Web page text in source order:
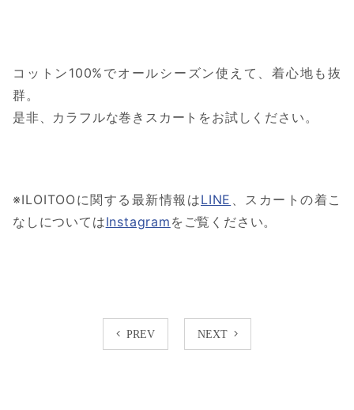
コットン100%でオールシーズン使えて、着心地も抜
群。
是非、カラフルな巻きスカートをお試しください。
※ILOITOOに関する最新情報はLINE 、スカートの着こ
なしについてはInstagram をご覧ください。
PREV NEXT